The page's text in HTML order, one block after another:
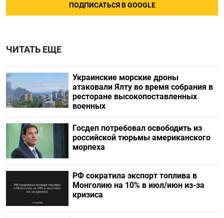
ПОДПИСАТЬСЯ В GOOGLE
ЧИТАТЬ ЕЩЕ
Украинские морские дроны
атаковали Ялту во время собрания в
ресторане высокопоставленных
военных
Госдеп потребовал освободить из
российской тюрьмы американского
морпеха
РФ сократила экспорт топлива в
Монголию на 10% в июл/июн из-за
кризиса